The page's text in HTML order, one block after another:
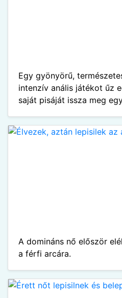
Egy gyönyörű,
intenzív anális játékot űz
saját pisáját issza meg
A domináns nő először
a férfi arcára.